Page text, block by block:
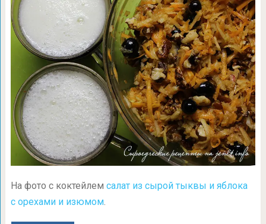
На фото с коктейлем салат из сырой тыквы и яблока
с орехами и изюмом.